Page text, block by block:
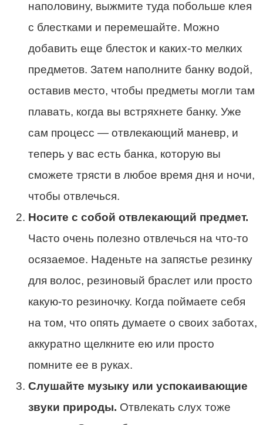
наполовину, выжмите туда побольше клея
с блестками и перемешайте. Можно
добавить еще блесток и каких-то мелких
предметов. Затем наполните банку водой,
оставив место, чтобы предметы могли там
плавать, когда вы встряхнете банку. Уже
сам процесс — отвлекающий маневр, и
теперь у вас есть банка, которую вы
сможете трясти в любое время дня и ночи,
чтобы отвлечься.
Носите с собой отвлекающий предмет.
Часто очень полезно отвлечься на что-то
осязаемое. Наденьте на запястье резинку
для волос, резиновый браслет или просто
какую-то резиночку. Когда поймаете себя
на том, что опять думаете о своих заботах,
аккуратно щелкните ею или просто
помните ее в руках.
Слушайте музыку или успокаивающие
звуки природы. Отвлекать слух тоже